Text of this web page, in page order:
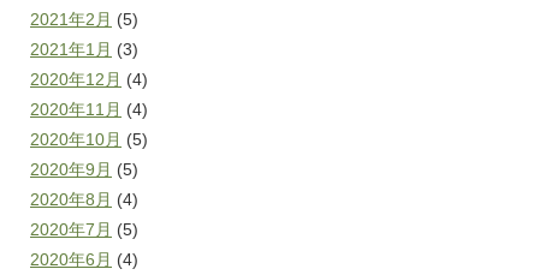
2021年2月 (5)
2021年1月 (3)
2020年12月 (4)
2020年11月 (4)
2020年10月 (5)
2020年9月 (5)
2020年8月 (4)
2020年7月 (5)
2020年6月 (4)